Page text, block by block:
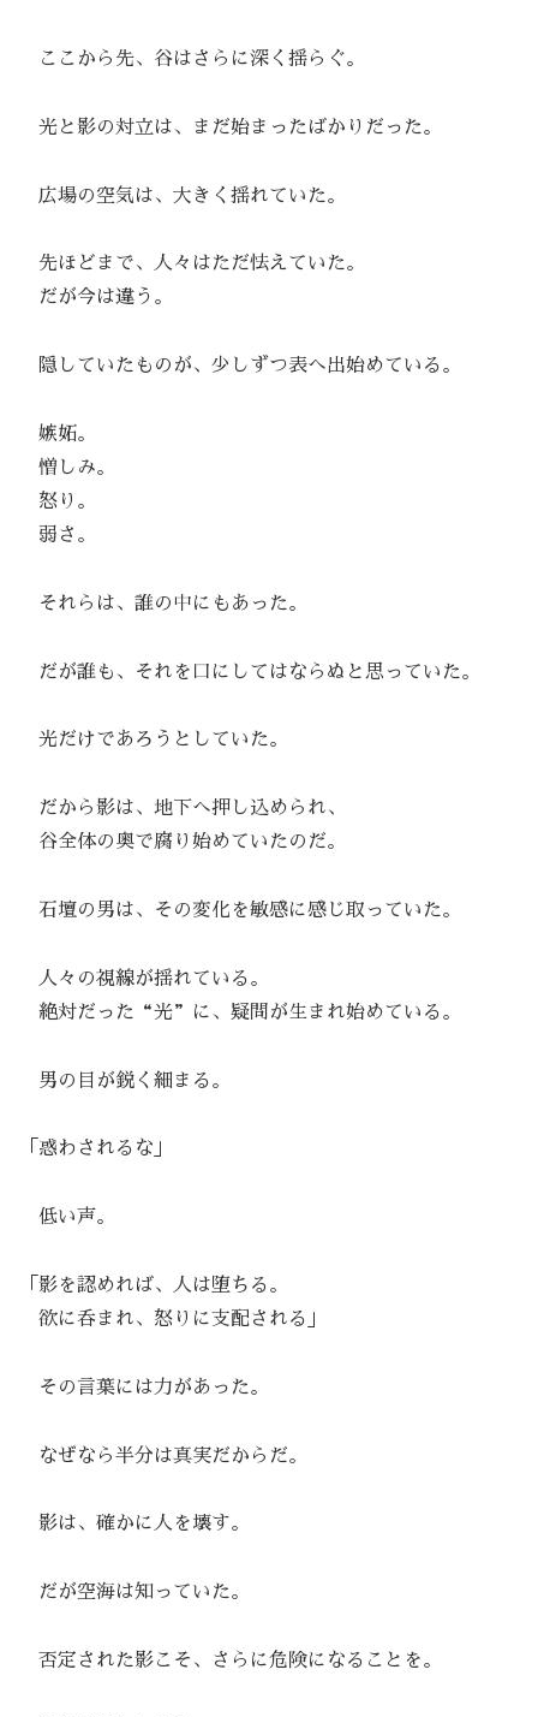
ここから先、谷はさらに深く揺らぐ。
光と影の対立は、まだ始まったばかりだった。
広場の空気は、大きく揺れていた。
先ほどまで、人々はただ怯えていた。
だが今は違う。
隠していたものが、少しずつ表へ出始めている。
嫉妬。
憎しみ。
怒り。
弱さ。
それらは、誰の中にもあった。
だが誰も、それを口にしてはならぬと思っていた。
光だけであろうとしていた。
だから影は、地下へ押し込められ、
谷全体の奥で腐り始めていたのだ。
石壇の男は、その変化を敏感に感じ取っていた。
人々の視線が揺れている。
絶対だった“光”に、疑問が生まれ始めている。
男の目が鋭く細まる。
「惑わされるな」
低い声。
「影を認めれば、人は堕ちる。
欲に呑まれ、怒りに支配される」
その言葉には力があった。
なぜなら半分は真実だからだ。
影は、確かに人を壊す。
だが空海は知っていた。
否定された影こそ、さらに危険になることを。